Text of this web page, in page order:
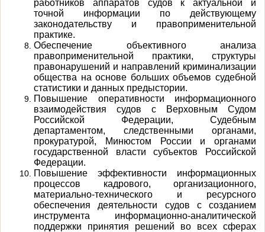
работников аппаратов судов к актуальной и
точной информации по действующему
законодательству и правоприменительной
практике.
Обеспечение объективного анализа
правоприменительной практики, структуры
правонарушений и направлений криминализации
общества на основе больших объемов судебной
статистики и данных предыстории.
Повышение оперативности информационного
взаимодействия судов с Верховным Судом
Российской Федерации, Судебным
департаментом, следственными органами,
прокуратурой, Минюстом России и органами
государственной власти субъектов Российской
Федерации.
Повышение эффективности информационных
процессов кадрового, организационного,
материально-технического и ресурсного
обеспечения деятельности судов с созданием
инструмента информационно-аналитической
поддержки принятия решений во всех сферах